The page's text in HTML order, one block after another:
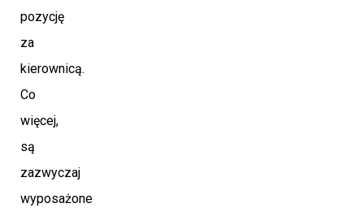
pozycję
za
kierownicą.
Co
więcej,
są
zazwyczaj
wyposażone